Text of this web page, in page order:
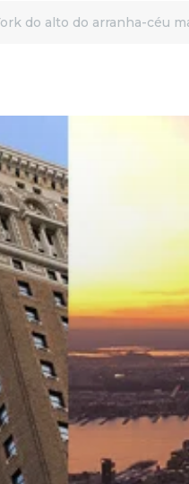
do alto do arranha-céu